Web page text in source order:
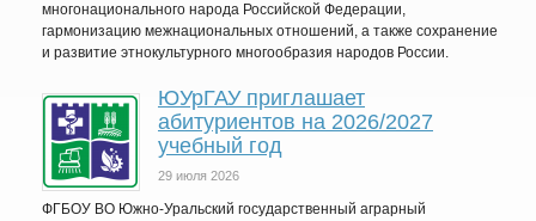
многонационального народа Российской Федерации,
гармонизацию межнациональных отношений, а также сохранение
и развитие этнокультурного многообразия народов России.
ЮУрГАУ приглашает
абитуриентов на 2026/2027
учебный год
29 июля 2026
ФГБОУ ВО Южно-Уральский государственный аграрный